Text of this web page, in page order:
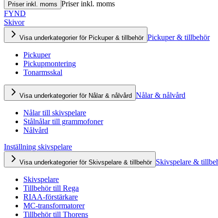
Priser inkl. moms Priser inkl. moms
FYND
Skivor
Visa underkategorier för Pickuper & tillbehör Pickuper & tillbehör
Pickuper
Pickupmontering
Tonarmsskal
Visa underkategorier för Nålar & nålvård Nålar & nålvård
Nålar till skivspelare
Stålnålar till grammofoner
Nålvård
Inställning skivspelare
Visa underkategorier för Skivspelare & tillbehör Skivspelare &
Skivspelare
Tillbehör till Rega
RIAA-förstärkare
MC-transformatorer
Tillbehör till Thorens